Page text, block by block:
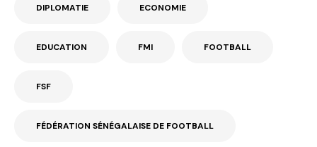
DIPLOMATIE ECONOMIE
EDUCATION FMI FOOTBALL
FSF
FÉDÉRATION SÉNÉGALAISE DE FOOTBALL